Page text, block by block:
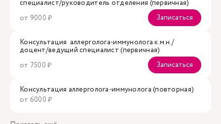
специалист/руководитель отделения (первичная)
от 9000 ₽
Записаться
Консультация аллерголога-иммунолога к.м.н./
доцент/ведущий специалист (первичная)
от 7500 ₽
Записаться
Консультация аллерголога-иммунолога (повторная)
от 6000 ₽